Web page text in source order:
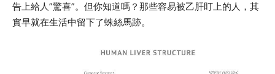
告上給人”驚喜”。但你知道嗎？那些容易被乙肝盯上的人，其
實早就在生活中留下了蛛絲馬跡。